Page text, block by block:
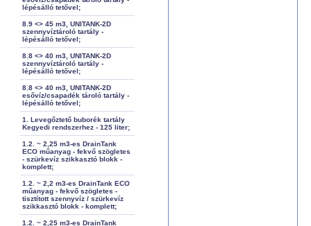
lépésálló tetővel;
8.9 <> 45 m3, UNITANK-2D
szennyvíztároló tartály -
lépésálló tetővel;
8.8 <> 40 m3, UNITANK-2D
szennyvíztároló tartály -
lépésálló tetővel;
8.8 <> 40 m3, UNITANK-2D
esővíz/csapadék tároló tartály -
lépésálló tetővel;
1. Levegőztető buborék tartály
Kegyedi rendszerhez - 125 liter;
1.2. ~ 2,25 m3-es DrainTank
ECO műanyag - fekvő szögletes
- szürkevíz szikkasztó blokk -
komplett;
1.2. ~ 2,2 m3-es DrainTank ECO
műanyag - fekvő szögletes -
tisztított szennyvíz / szürkevíz
szikkasztó blokk - komplett;
1.2. ~ 2,25 m3-es DrainTank